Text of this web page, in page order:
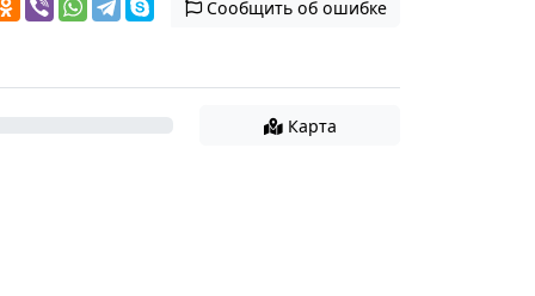
Сообщить об ошибке
Карта